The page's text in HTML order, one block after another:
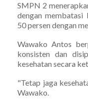
SMPN 2
dengan membatasi
50 persen dengan
Wawako Antos
konsisten dan
kesehatan secara
"Tetap jaga
Wawako.